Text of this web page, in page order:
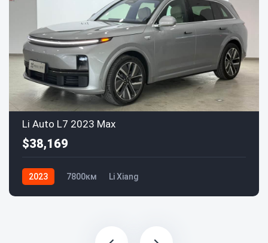
Li Auto L7 2023 Max
$38,169
2023 7800км Li Xiang